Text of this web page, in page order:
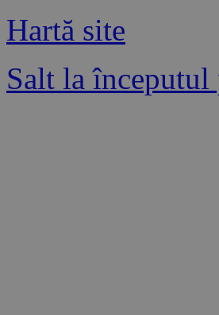
Hartă site
Salt la